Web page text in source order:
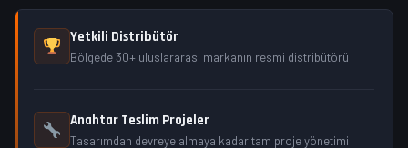
Yetkili Distribütör
Bölgede 30+ uluslararası markanın resmi distribütörü
Anahtar Teslim Projeler
Tasarımdan devreye almaya kadar tam proje yönetimi